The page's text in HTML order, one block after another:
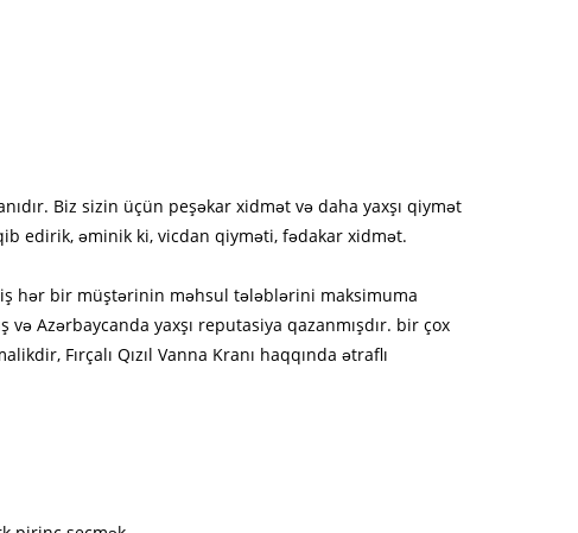
Biz sizin üçün peşəkar xidmət və daha yaxşı qiymət
edirik, əminik ki, vicdan qiyməti, fədakar xidmət.
iş hər bir müştərinin məhsul tələblərini maksimuma
və Azərbaycanda yaxşı reputasiya qazanmışdır. bir çox
Fırçalı Qızıl Vanna Kranı haqqında ətraflı